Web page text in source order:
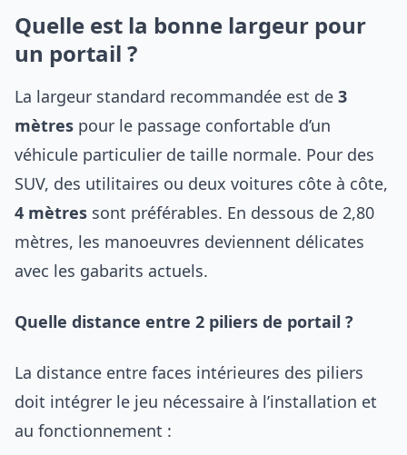
Quelle est la bonne largeur pour
un portail ?
La largeur standard recommandée est de 3
mètres pour le passage confortable d’un
véhicule particulier de taille normale. Pour des
SUV, des utilitaires ou deux voitures côte à côte,
4 mètres sont préférables. En dessous de 2,80
mètres, les manoeuvres deviennent délicates
avec les gabarits actuels.
Quelle distance entre 2 piliers de portail ?
La distance entre faces intérieures des piliers
doit intégrer le jeu nécessaire à l’installation et
au fonctionnement :